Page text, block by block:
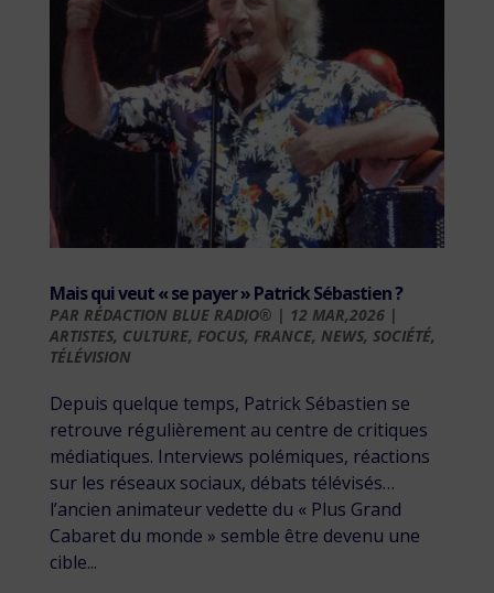
Mais qui veut « se payer » Patrick Sébastien ?
PAR RÉDACTION BLUE RADIO® | 12 MAR,2026|
ARTISTES, CULTURE, FOCUS, FRANCE, NEWS, SOCIÉTÉ,
TÉLÉVISION
Depuis quelque temps, Patrick Sébastien se
retrouve régulièrement au centre de critiques
médiatiques. Interviews polémiques, réactions
sur les réseaux sociaux, débats télévisés…
l’ancien animateur vedette du « Plus Grand
Cabaret du monde » semble être devenu une
cible...